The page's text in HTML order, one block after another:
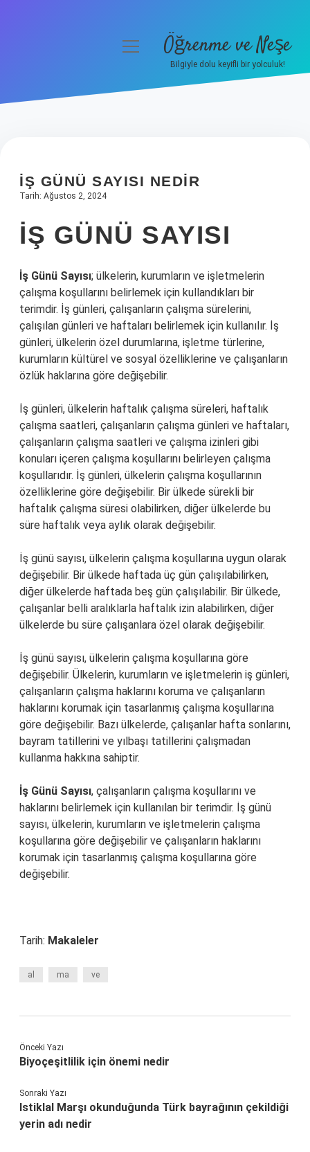
Hakkımızda
menüyüÖğrenme ve Neşe
Bilgiyle dolu keyifli bir yolculuk!
İŞ GÜNÜ SAYISI NEDIR
Tarih: Ağustos 2, 2024
İŞ GÜNÜ SAYISI
İş Günü Sayısı; ülkelerin, kurumların ve işletmelerin
çalışma koşullarını belirlemek için kullandıkları bir
terimdir. İş günleri, çalışanların çalışma sürelerini,
çalışılan günleri ve haftaları belirlemek için kullanılır. İş
günleri, ülkelerin özel durumlarına, işletme türlerine,
kurumların kültürel ve sosyal özelliklerine ve çalışanların
özlük haklarına göre değişebilir.
İş günleri, ülkelerin haftalık çalışma süreleri, haftalık
çalışma saatleri, çalışanların çalışma günleri ve haftaları,
çalışanların çalışma saatleri ve çalışma izinleri gibi
konuları içeren çalışma koşullarını belirleyen çalışma
koşullarıdır. İş günleri, ülkelerin çalışma koşullarının
özelliklerine göre değişebilir. Bir ülkede sürekli bir
haftalık çalışma süresi olabilirken, diğer ülkelerde bu
süre haftalık veya aylık olarak değişebilir.
İş günü sayısı, ülkelerin çalışma koşullarına uygun olarak
değişebilir. Bir ülkede haftada üç gün çalışılabilirken,
diğer ülkelerde haftada beş gün çalışılabilir. Bir ülkede,
çalışanlar belli aralıklarla haftalık izin alabilirken, diğer
ülkelerde bu süre çalışanlara özel olarak değişebilir.
İş günü sayısı, ülkelerin çalışma koşullarına göre
değişebilir. Ülkelerin, kurumların ve işletmelerin iş günleri,
çalışanların çalışma haklarını koruma ve çalışanların
haklarını korumak için tasarlanmış çalışma koşullarına
göre değişebilir. Bazı ülkelerde, çalışanlar hafta sonlarını,
bayram tatillerini ve yılbaşı tatillerini çalışmadan
kullanma hakkına sahiptir.
İş Günü Sayısı, çalışanların çalışma koşullarını ve
haklarını belirlemek için kullanılan bir terimdir. İş günü
sayısı, ülkelerin, kurumların ve işletmelerin çalışma
koşullarına göre değişebilir ve çalışanların haklarını
korumak için tasarlanmış çalışma koşullarına göre
değişebilir.
Tarih: Makaleler
al ma ve
Önceki Yazı
Biyoçeşitlilik için önemi nedir
Sonraki Yazı
Istiklal Marşı okunduğunda Türk bayrağının çekildiği
yerin adı nedir